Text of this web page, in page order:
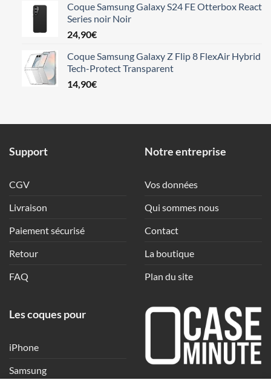
Coque Samsung Galaxy S24 FE Otterbox React
Series noir Noir
24,90€
Coque Samsung Galaxy Z Flip 8 FlexAir Hybrid
Tech-Protect Transparent
14,90€
Support
CGV
Livraison
Paiement sécurisé
Retour
FAQ
Notre entreprise
Vos données
Qui sommes nous
Contact
La boutique
Plan du site
Les coques pour
iPhone
Samsung